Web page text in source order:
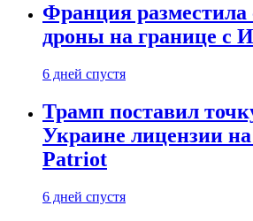
Франция
дроны на границе с
6 дней спустя
Трамп поставил
Украине лицензии
Patriot
6 дней спустя